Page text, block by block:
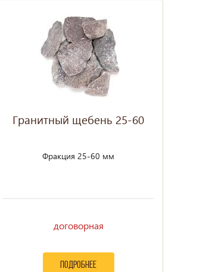
Гранитный щебень 25-60
Фракция 25-60 мм
договорная
подробнее